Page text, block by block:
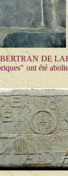
"BERTRAN
ont été